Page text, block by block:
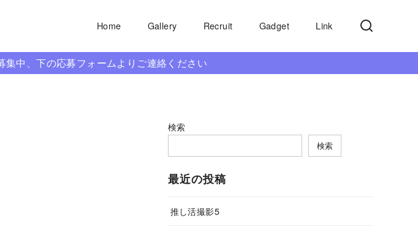
Home Gallery Recruit Gadget Link
中、下の応募フォームよりご連絡ください
検索
検索
最近の投稿
推し活撮影5